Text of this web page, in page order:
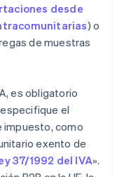
desde
) o
de muestras
es obligatorio
el
impuesto, como
exento de
37/1992 del IVA».